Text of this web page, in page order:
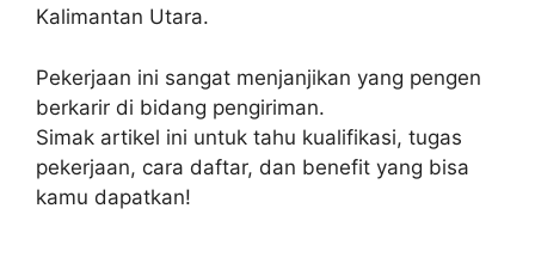
Kalimantan Utara.
Pekerjaan ini sangat menjanjikan yang pengen
berkarir di bidang pengiriman.
Simak artikel ini untuk tahu kualifikasi, tugas
pekerjaan, cara daftar, dan benefit yang bisa
kamu dapatkan!